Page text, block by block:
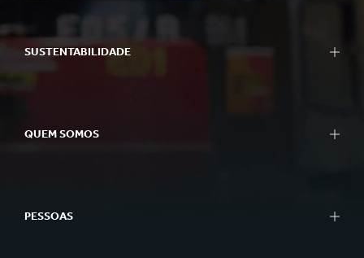
SUSTENTABILIDADE
QUEM SOMOS
PESSOAS